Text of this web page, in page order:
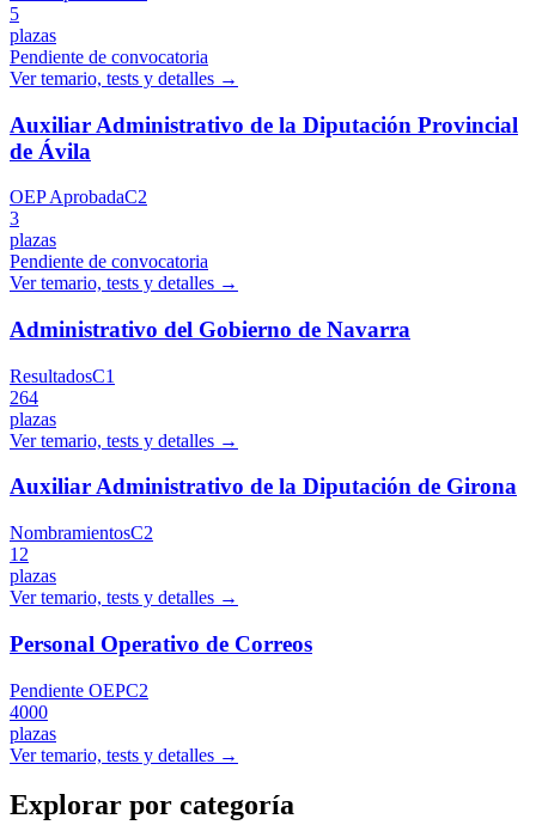
5
plazas
Pendiente de convocatoria
Ver temario, tests y detalles →
Auxiliar Administrativo de la Diputación Provincial
de Ávila
OEP AprobadaC2
3
plazas
Pendiente de convocatoria
Ver temario, tests y detalles →
Administrativo del Gobierno de Navarra
ResultadosC1
264
plazas
Ver temario, tests y detalles →
Auxiliar Administrativo de la Diputación de Girona
NombramientosC2
12
plazas
Ver temario, tests y detalles →
Personal Operativo de Correos
Pendiente OEPC2
4000
plazas
Ver temario, tests y detalles →
Explorar por categoría